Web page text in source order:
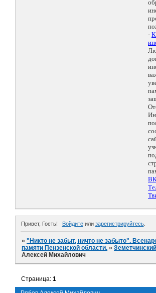
-
Привет, Гость! Войдитеили зарегистрируйтесь.
»"Никто не забыт, ничто не забыто".
памяти Пензенской области. »
Алексей Михайлович
Страница:1